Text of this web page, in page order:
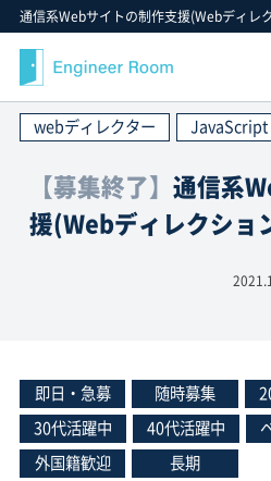
webディレクター JavaScript
【募集終了】通信系
援(Webディレクショ
即日・急募 随時募集
30代活躍中
40代活躍中
外国籍歓迎
長期